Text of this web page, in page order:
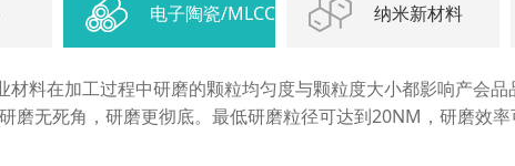
电子陶瓷/MLCC 纳米新材料
材料在加工过程中研磨的颗粒均匀度与颗粒度大小都影响产会
磨无死角，研磨更彻底。最低研磨粒径可达到20NM，研磨效